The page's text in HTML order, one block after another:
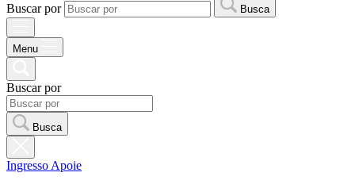
Buscar por
Busca
Menu
Buscar por
Busca
Ingresso Apoie